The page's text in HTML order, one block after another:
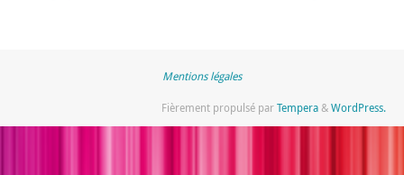
Mentions légales
Fièrement propulsé parTempera&WordPress.